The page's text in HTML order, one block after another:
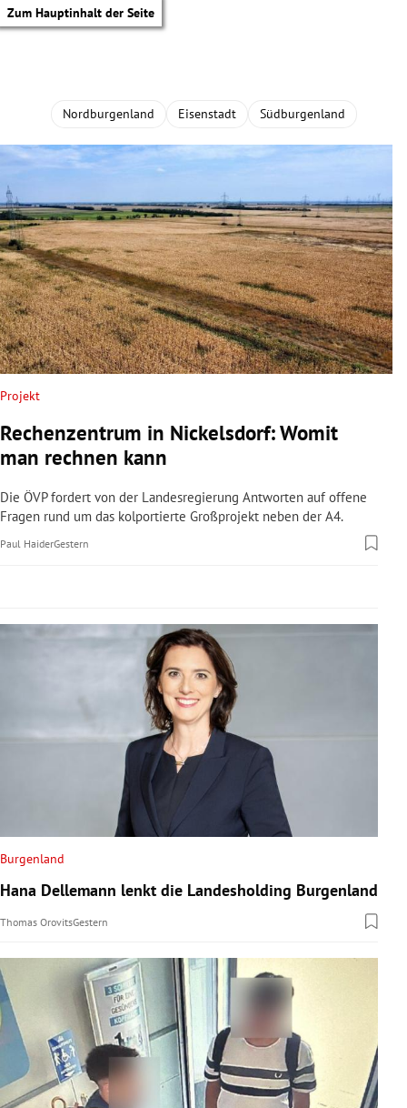
Zum Hauptinhalt der Seite
Untermenü
Untermenü
Untermenü
Untermenü
Untermenü
Nordburgenland Eisenstadt Südburgenland
Projekt
Rechenzentrum in Nickelsdorf: Womit
man rechnen kann
Die ÖVP fordert von der Landesregierung Antworten auf offene
Fragen rund um das kolportierte Großprojekt neben der A4.
Paul HaiderGestern
Burgenland
Hana Dellemann lenkt die Landesholding Burgenland
Thomas OrovitsGestern